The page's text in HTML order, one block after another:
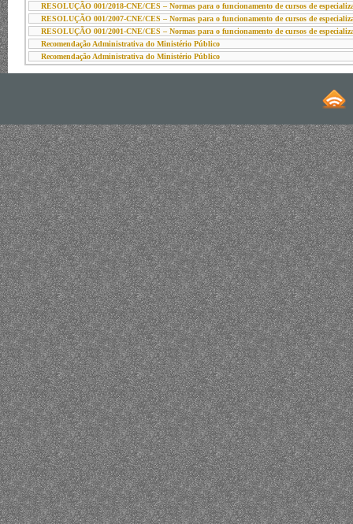
RESOLUÇÃO 001/2018-CNE/CES – Normas para o funcionamento de cursos de
RESOLUÇÃO 001/2007-CNE/CES – Normas para o funcionamento de cursos de
RESOLUÇÃO 001/2001-CNE/CES – Normas para o funcionamento de cursos de
Recomendação Administrativa do Ministério Público
Recomendação Administrativa do Ministério Público